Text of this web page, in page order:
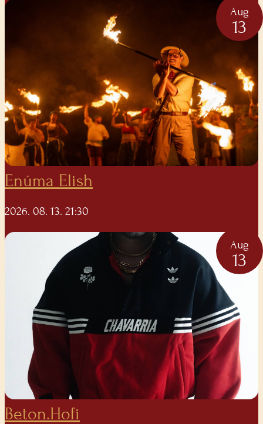
Aug
13
Enúma Elish
2026. 08. 13. 21:30
Aug
13
Beton.Hofi